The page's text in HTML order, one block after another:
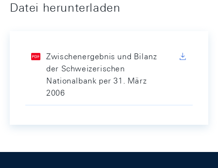
Datei herunterladen
Zwischenergebnis und Bilanz
der Schweizerischen
Nationalbank per 31. März
2006